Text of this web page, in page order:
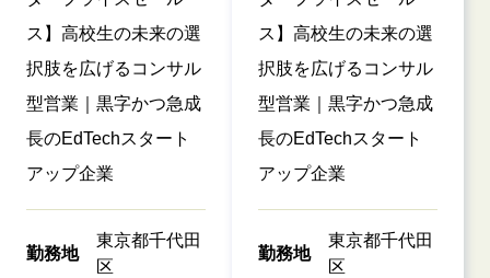
ス】高校生の未来の選
択肢を広げるコンサル
型営業｜黒字かつ急成
長のEdTechスタート
アップ企業
勤務地
東京都千代田
区
ス】高校生の未来の選
択肢を広げるコンサル
型営業｜黒字かつ急成
長のEdTechスタート
アップ企業
勤務地
東京都千代田
区